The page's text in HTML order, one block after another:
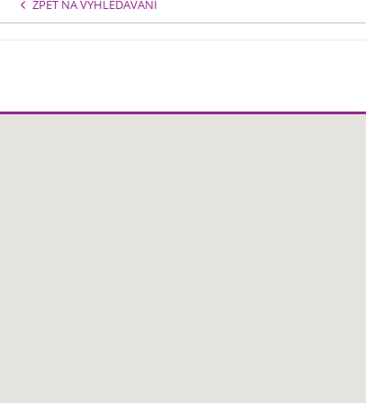
ZPĚT NA VYHLEDÁVÁNÍ